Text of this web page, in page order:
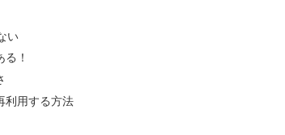
い
！
利用する方法